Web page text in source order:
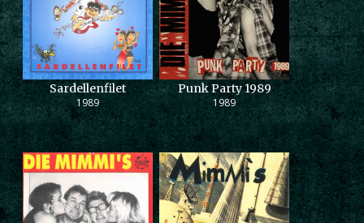
Sardellenfilet
1989
Punk Party 1989
1989